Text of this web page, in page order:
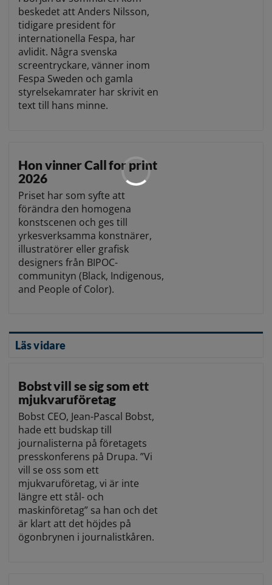
beskedet att Anders Nilsson,
tidigare president för
internationella Fespa, har
avlidit. Några svenska
screentryckare, vänner inom
Fespa Sweden och gamla
styrelsekamrater har skrivit en
text till hans minne.
Hon vinner Call for print
2026
Priset har som syfte att
förändra den homogena
konstscenen och ges till
yrkesverksamma konstnärer,
illustratörer eller grafisk
designers från BIPOC-
communityn (Black, Indigenous,
and People of Color).
Läs vidare
Bobst vill se sig som ett
mjukvaruföretag
Bobst CEO, Jean-Pascal Bobst,
hade ett budskap till
journalisterna på företagets
presskonferens på Drupa. ”Vi
vill se oss som ett
mjukvaruföretag, vi är inte
längre ett stål- och
maskinföretag” sa han och det
är klart att det höjdes på
ögonbrynen i journalistkåren.